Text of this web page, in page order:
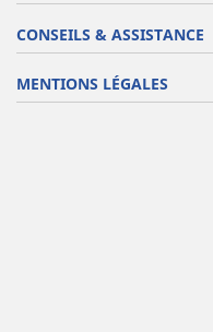
CONSEILS & ASSISTANCE
MENTIONS LÉGALES